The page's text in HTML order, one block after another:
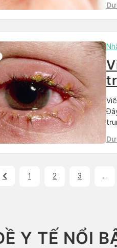
1 2 3 …
Y TẾ NỔI